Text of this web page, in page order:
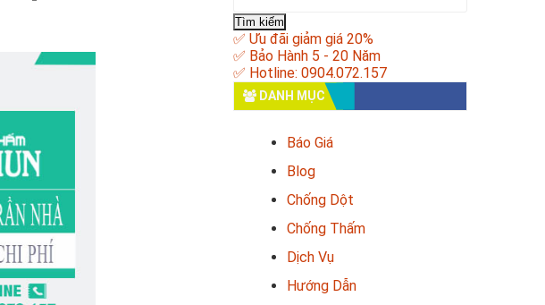
cho:
✅ Ưu đãi giảm giá 20%
✅ Bảo Hành 5 - 20 Năm
✅ Hotline: 0904.072.157
DANH MỤC
Báo Giá
Blog
Chống Dột
Chống Thấm
Dịch Vụ
Hướng Dẫn